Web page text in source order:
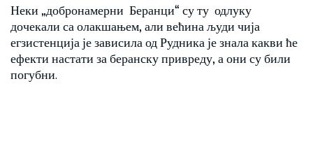
Неки „добронамерни Беранци“ су ту одлуку
дочекали са олакшањем, али већина људи чија
егзистенција је зависила од Рудника је знала какви ће
ефекти настати за беранску привреду, а они су били
погубни.